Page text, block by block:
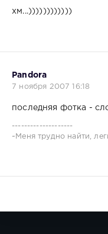
хм...))))))))))))
Pandora
7 ноября 2007 16:18
последняя фотка -
--------------------
~Меня трудно найти,